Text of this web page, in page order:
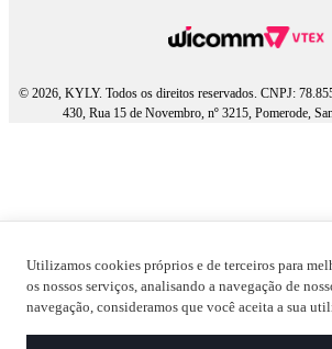
Utilizamos cookies próprios e de terceiros para
os nossos serviços, analisando a navegação de
navegação, consideramos que você aceita a sua
© 2026, KYLY. Todos os direitos reservados. CNPJ:
430, Rua 15 de Novembro, nº 3215, Pomerode,